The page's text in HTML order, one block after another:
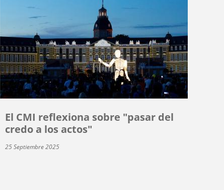
El CMI reflexiona sobre "pasar del
credo a los actos"
25 Septiembre 2025